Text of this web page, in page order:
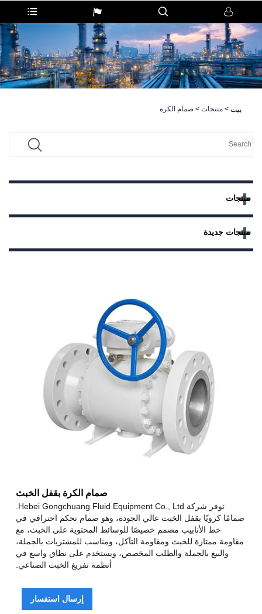
بيت > منتجات > صمام الكرة
منتجات
منتجات جديدة
صمام الكرة بقفل الخبث
صمامًا كرويًا بقفل الخبث عالي الجودة، وهو صمام تحكم احترافي في
خط الأنابيب مصمم خصيصًا للوسائط المحتوية على الخبث، مع
مقاومة ممتازة للخبث ومقاومة التآكل، ومناسب للمشتريات بالجملة،
والبيع بالجملة والطلب المخصص، ويستخدم على نطاق واسع في
أنظمة تفريغ الخبث الصناعي.
إرسال استفسار